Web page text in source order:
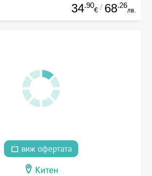
34.90
€ / 68.26
лв.
виж офертата
Китен